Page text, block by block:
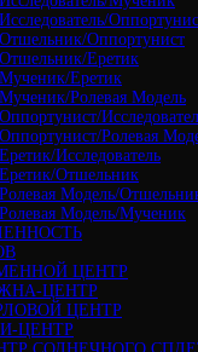
Оппортунист
Еретик
Еретик
Ролевая Модель
Ролевая
Исследователь
Отшельник
Модель/
Модель/Мученик
ЦЕНТР
ЦЕНТР
ЦЕНТР
ЦЕНТР